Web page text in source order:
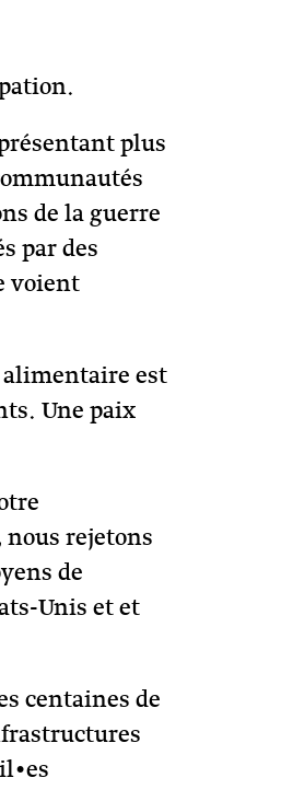
plus
de la guerre
par des
voient
est
Une paix
rejetons
de
Unis et et
centaines de